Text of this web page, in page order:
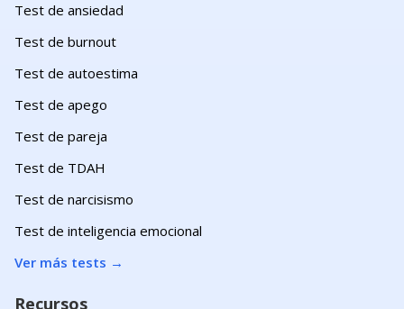
Test de ansiedad
Test de burnout
Test de autoestima
Test de apego
Test de pareja
Test de TDAH
Test de narcisismo
Test de inteligencia emocional
Ver más tests →
Recursos